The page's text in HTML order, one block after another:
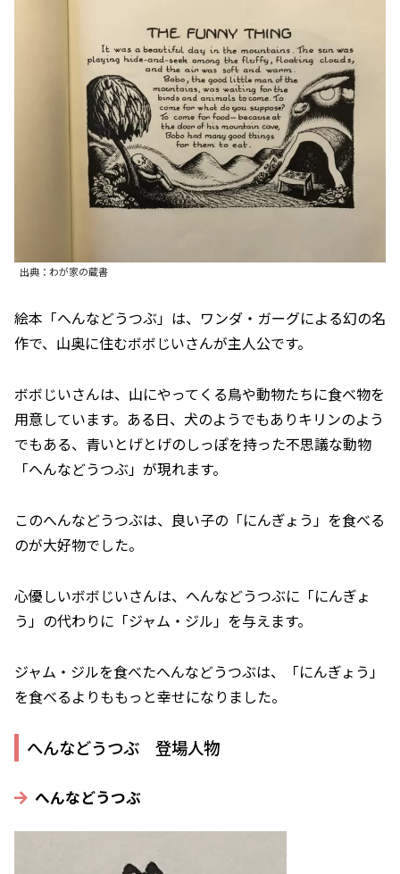
出典：わが家の蔵書
絵本「へんなどうつぶ」は、ワンダ・ガーグによる幻の名
作で、山奥に住むボボじいさんが主人公です。
ボボじいさんは、山にやってくる鳥や動物たちに食べ物を
用意しています。ある日、犬のようでもありキリンのよう
でもある、青いとげとげのしっぽを持った不思議な動物
「へんなどうつぶ」が現れます。
このへんなどうつぶは、良い子の「にんぎょう」を食べる
のが大好物でした。
心優しいボボじいさんは、へんなどうつぶに「にんぎょ
う」の代わりに「ジャム・ジル」を与えます。
ジャム・ジルを食べたへんなどうつぶは、「にんぎょう」
を食べるよりももっと幸せになりました。
へんなどうつぶ 登場人物
へんなどうつぶ